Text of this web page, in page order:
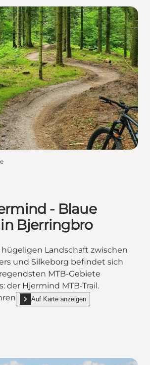
- Blaue
Bjerringbro
Landschaft zwischen
und Silkeborg befindet sich
MTB-Gebiete
der Hjermind MTB-Trail.
"MTB Hjermind - Blaue Strecke in
Auf Karte anzeigen
show MTB Hjermind - Blaue Strecke in